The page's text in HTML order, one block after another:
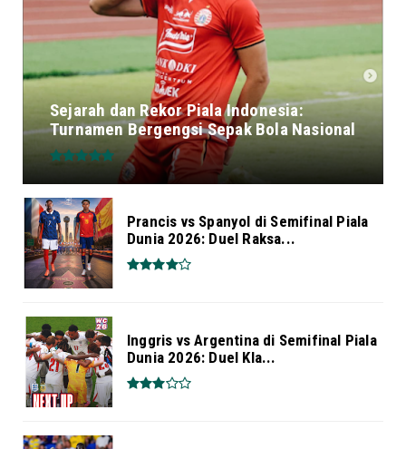
Sejarah dan Rekor Piala Indonesia:
Turnamen Bergengsi Sepak Bola Nasional
Prancis vs Spanyol di Semifinal Piala
Dunia 2026: Duel Raksa...
Inggris vs Argentina di Semifinal Piala
Dunia 2026: Duel Kla...